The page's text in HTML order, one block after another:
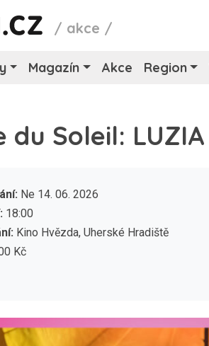
/ akce /
Magazín Akce Region
du Soleil: LUZIA
Ne 14. 06. 2026
18:00
Kino Hvězda, Uherské Hradiště
Kč